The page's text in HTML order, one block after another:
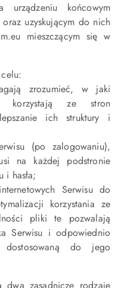
urządzeniu końcowym
uzyskującym do nich
mieszczącym się w
zrozumieć, w jaki
korzystają ze stron
ich struktury i
(po zalogowaniu),
na każdej podstronie
i hasła;
Serwisu do
korzystania ze
pliki te pozwalają
Serwisu i odpowiednio
dostosowaną do jego